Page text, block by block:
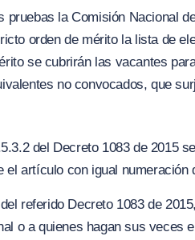
pruebas la Comisión Nacional
orden de mérito la lista de
se cubrirán las vacantes
no convocados, que
del Decreto 1083 de 2015
el artículo con igual numeración
referido Decreto 1083 de
o a quienes hagan sus veces